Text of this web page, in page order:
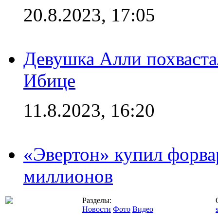
20.8.2023, 17:05
Девушка Алли
Ибице
11.8.2023, 16:20
«Эвертон» купил
миллионов
Разделы:
Новости Фото Видео